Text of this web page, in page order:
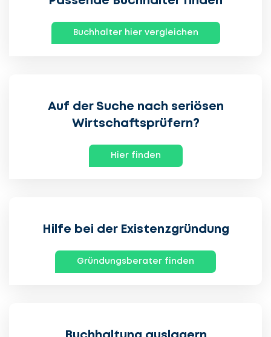
Buchhalter hier vergleichen
Auf der Suche nach seriösen
Wirtschafts­prüfern?
Hier finden
Hilfe bei der Existenz­gründung
Gründungsberater finden